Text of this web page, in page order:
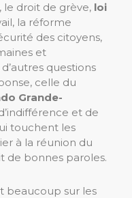
le droit de grève, loi
la réforme
des citoyens,
et
questions
celle du
Grande-
et de
touchent les
à la réunion du
de bonnes paroles.
beaucoup sur les